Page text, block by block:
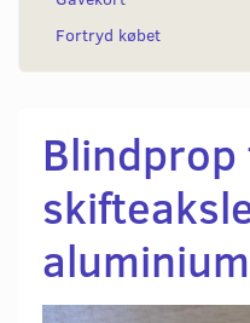
Fortryd købet
Blindprop
aluminium